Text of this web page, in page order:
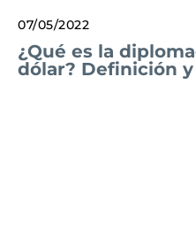
07/05/2022
¿Qué es la
dólar? Definición